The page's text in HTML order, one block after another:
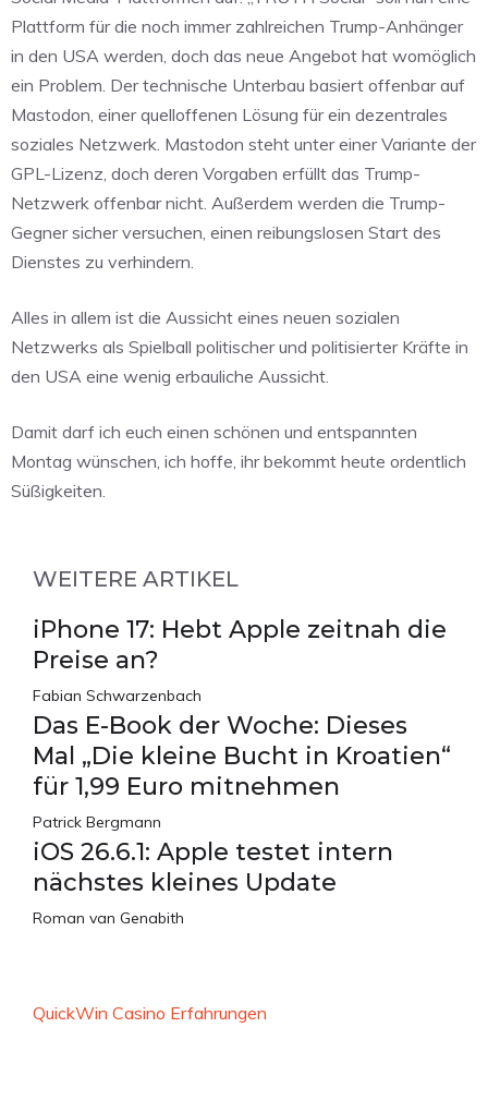
Plattform für die noch immer zahlreichen Trump-Anhänger
in den USA werden, doch das neue Angebot hat womöglich
ein Problem. Der technische Unterbau basiert offenbar auf
Mastodon, einer quelloffenen Lösung für ein dezentrales
soziales Netzwerk. Mastodon steht unter einer Variante der
GPL-Lizenz, doch deren Vorgaben erfüllt das Trump-
Netzwerk offenbar nicht. Außerdem werden die Trump-
Gegner sicher versuchen, einen reibungslosen Start des
Dienstes zu verhindern.
Alles in allem ist die Aussicht eines neuen sozialen
Netzwerks als Spielball politischer und politisierter Kräfte in
den USA eine wenig erbauliche Aussicht.
Damit darf ich euch einen schönen und entspannten
Montag wünschen, ich hoffe, ihr bekommt heute ordentlich
Süßigkeiten.
WEITERE ARTIKEL
iPhone 17: Hebt Apple zeitnah die
Preise an?
Fabian Schwarzenbach
Das E-Book der Woche: Dieses
Mal „Die kleine Bucht in Kroatien“
für 1,99 Euro mitnehmen
Patrick Bergmann
iOS 26.6.1: Apple testet intern
nächstes kleines Update
Roman van Genabith
QuickWin Casino Erfahrungen